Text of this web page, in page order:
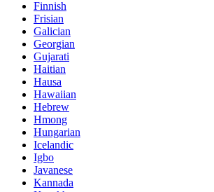
Finnish
Frisian
Galician
Georgian
Gujarati
Haitian
Hausa
Hawaiian
Hebrew
Hmong
Hungarian
Icelandic
Igbo
Javanese
Kannada